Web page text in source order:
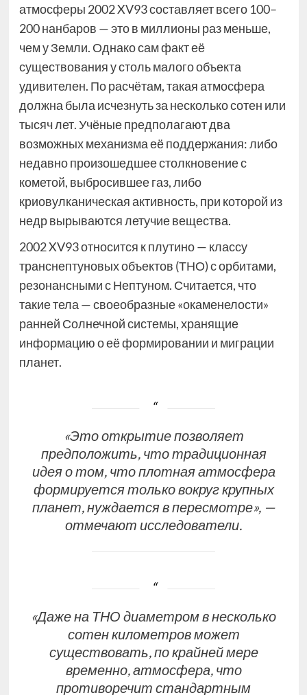
атмосферы 2002 XV93 составляет всего 100–
200 нанбаров — это в миллионы раз меньше,
чем у Земли. Однако сам факт её
существования у столь малого объекта
удивителен. По расчётам, такая атмосфера
должна была исчезнуть за несколько сотен или
тысяч лет. Учёные предполагают два
возможных механизма её поддержания: либо
недавно произошедшее столкновение с
кометой, выбросившее газ, либо
криовулканическая активность, при которой из
недр вырываются летучие вещества.
2002 XV93 относится к плутино — классу
транснептуновых объектов (ТНО) с орбитами,
резонансными с Нептуном. Считается, что
такие тела — своеобразные «окаменелости»
ранней Солнечной системы, хранящие
информацию о её формировании и миграции
планет.
«Это открытие позволяет
предположить, что традиционная
идея о том, что плотная атмосфера
формируется только вокруг крупных
планет, нуждается в пересмотре», —
отмечают исследователи.
«Даже на ТНО диаметром в несколько
сотен километров может
существовать, по крайней мере
временно, атмосфера, что
противоречит стандартным